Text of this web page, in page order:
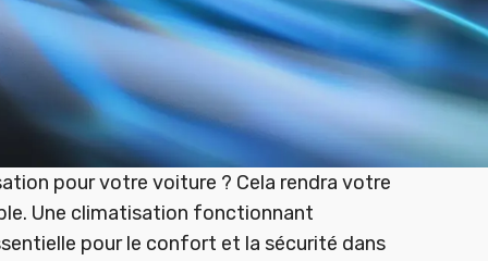
pour votre voiture ? Cela rendra votre
Une climatisation fonctionnant
pour le confort et la sécurité dans